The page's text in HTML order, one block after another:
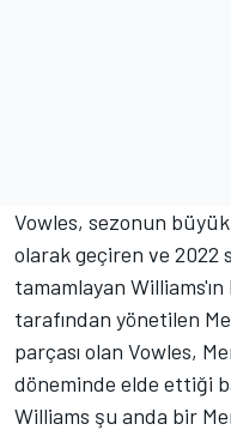
Vowles, sezonun
olarak geçiren ve 2022
tamamlayan
tarafından yönetilen
parçası olan Vowles,
döneminde elde ettiği
Williams şu anda bir